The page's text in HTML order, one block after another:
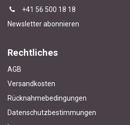
+41 56 500 18 18
Newsletter abonnieren
Rechtliches
AGB
Versandkosten
Rücknahmebedingungen
Datenschutzbestimmungen